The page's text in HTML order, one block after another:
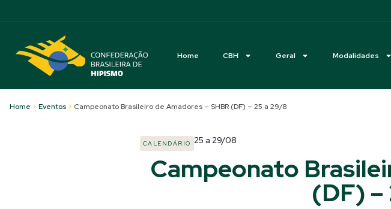
Home CBH Geral Modalidades
Home > Eventos > Campeonato Brasileiro de Amadores – SHBR (DF) – 25 a 29/8
CALENDÁRIO 25 a 29/08
Campeonato
(DF)